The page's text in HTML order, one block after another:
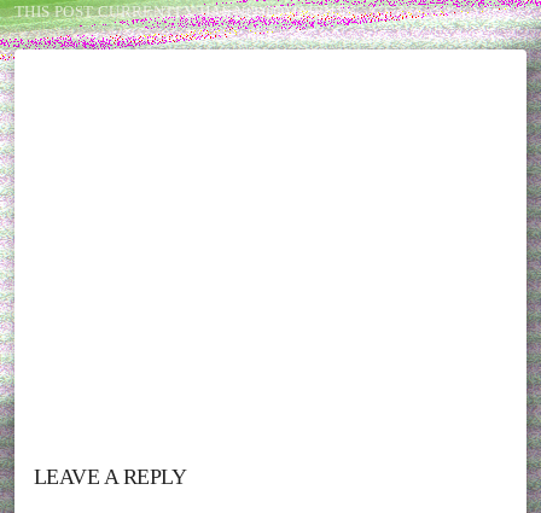
THIS POST CURRENTLY HAS NO COMMENTS.
LEAVE A REPLY